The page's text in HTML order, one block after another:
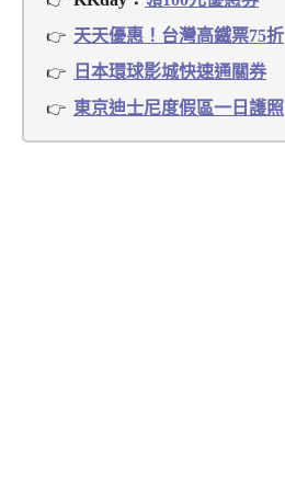
天天優惠！台灣高鐵票75折
日本環球影城快速通關券
東京迪士尼度假區一日護照